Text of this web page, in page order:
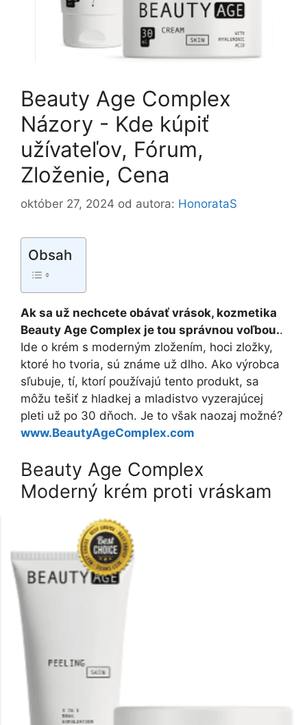
Beauty Age Сomplex
Názory - Kde kúpiť
užívateľov, Fórum,
Zloženie, Cena
október 27, 2024 od autora: HonorataS
Obsah
Ak sa už nechcete obávať vrások, kozmetika
Beauty Age Complex je tou správnou voľbou..
Ide o krém s moderným zložením, hoci zložky,
ktoré ho tvoria, sú známe už dlho. Ako výrobca
sľubuje, tí, ktorí používajú tento produkt, sa
môžu tešiť z hladkej a mladistvo vyzerajúcej
pleti už po 30 dňoch. Je to však naozaj možné?
www.BeautyAgeComplex.com
Beauty Age Complex
Moderný krém proti vráskam